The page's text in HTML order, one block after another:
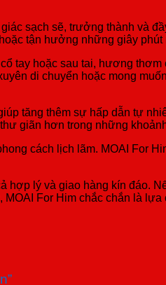
sạch sẽ, trưởng thành và
tận hưởng những giây
tay hoặc sau tai, hương
di chuyển hoặc mong
tăng thêm sự hấp dẫn tự
giãn hơn trong những
cách lịch lãm. MOAI For
lý và giao hàng kín đáo.
For Him chắc chắn là lựa